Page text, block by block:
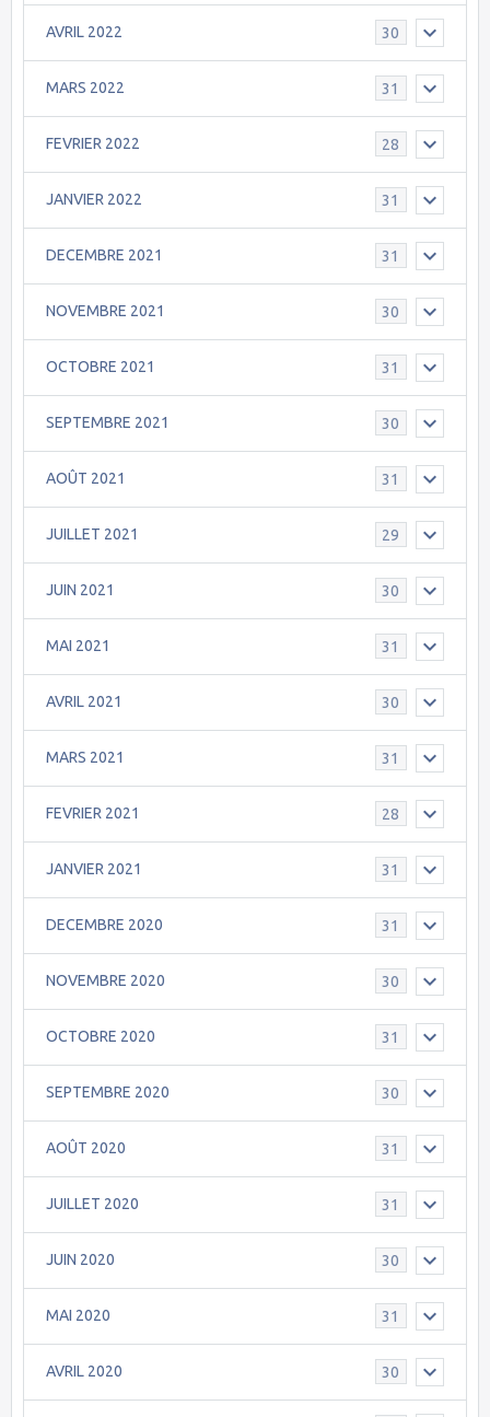
AVRIL 2022 30
MARS 2022 31
FEVRIER 2022 28
JANVIER 2022 31
DECEMBRE 2021 31
NOVEMBRE 2021 30
OCTOBRE 2021 31
SEPTEMBRE 2021 30
AOÛT 2021 31
JUILLET 2021 29
JUIN 2021 30
MAI 2021 31
AVRIL 2021 30
MARS 2021 31
FEVRIER 2021 28
JANVIER 2021 31
DECEMBRE 2020 31
NOVEMBRE 2020 30
OCTOBRE 2020 31
SEPTEMBRE 2020 30
AOÛT 2020 31
JUILLET 2020 31
JUIN 2020 30
MAI 2020 31
AVRIL 2020 30